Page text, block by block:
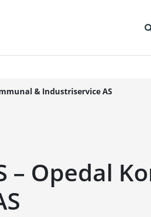
& Industriservice AS
– Opedal